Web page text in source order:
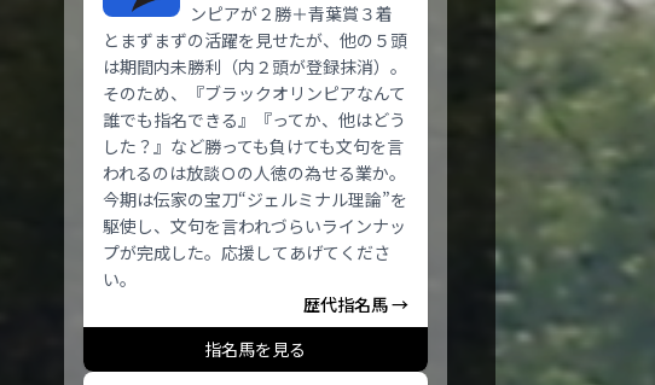
ンピアが２勝＋青葉賞３着
とまずまずの活躍を見せたが、他の５頭
は期間内未勝利（内２頭が登録抹消）。
そのため、『ブラックオリンピアなんて
誰でも指名できる』『ってか、他はどう
した？』など勝っても負けても文句を言
われるのは放談Ｏの人徳の為せる業か。
今期は伝家の宝刀“ジェルミナル理論”を
駆使し、文句を言われづらいラインナッ
プが完成した。応援してあげてくださ
い。
歴代指名馬 →
指名馬を見る